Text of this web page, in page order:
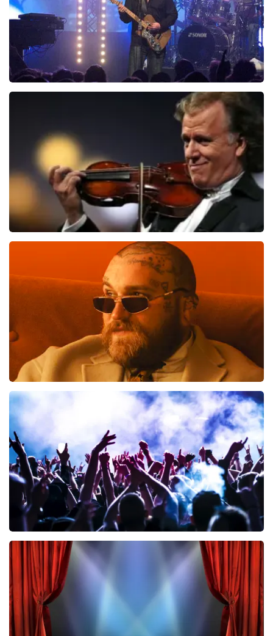
BESTEL NU
laatste 30 minuten
BESTEL NU
Teddy Swims
BESTEL NU
Megadeth
443 laatste 30 minuten
BESTEL NU